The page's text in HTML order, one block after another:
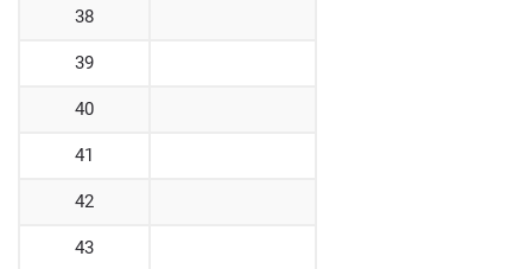
38
39
40
41
42
43